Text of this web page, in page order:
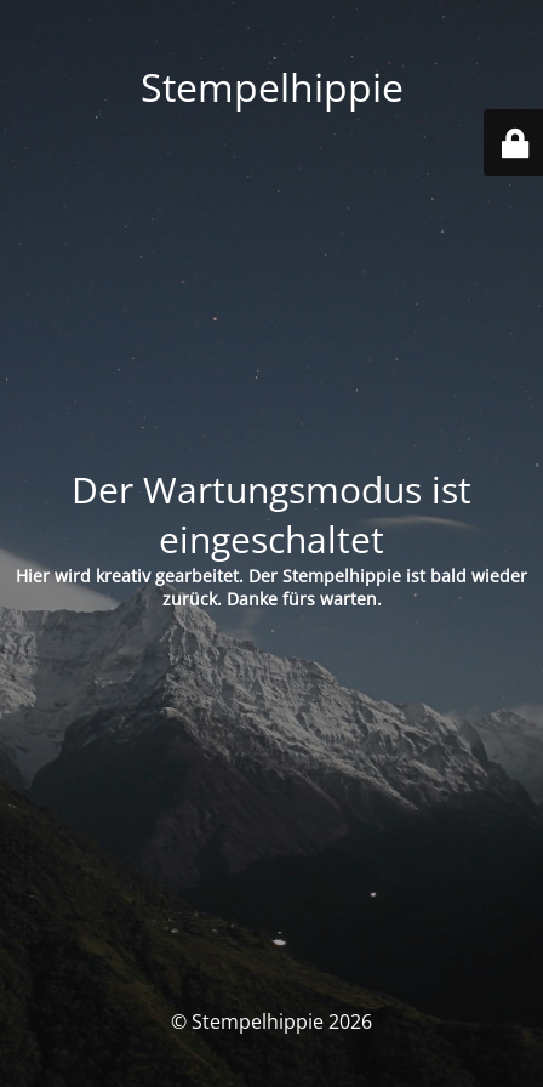
Stempelhippie
Der Wartungsmodus ist
eingeschaltet
Hier wird kreativ gearbeitet. Der Stempelhippie ist bald wieder
zurück. Danke fürs warten.
© Stempelhippie 2026